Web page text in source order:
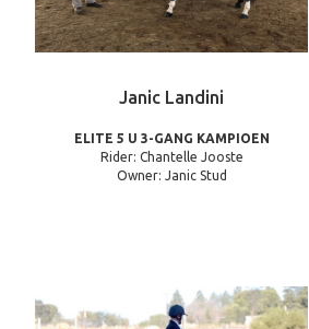
Janic Landini
ELITE 5 U 3-GANG KAMPIOEN
Rider: Chantelle Jooste
Owner: Janic Stud